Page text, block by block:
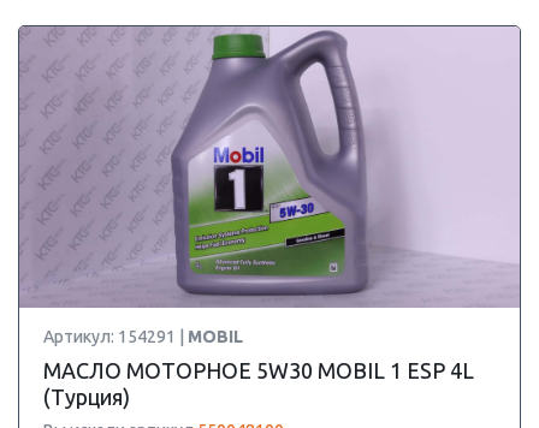
Артикул: 154291 | MOBIL
МАСЛО МОТОРНОЕ 5W30 MOBIL 1 ESP 4L
(Турция)